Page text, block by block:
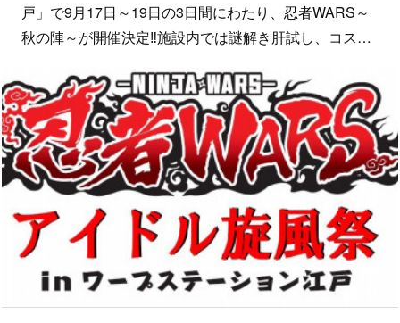
戸」で9月17日～19日の3日間にわたり、忍者WARS～
秋の陣～が開催決定‼施設内では謎解き肝試し、コス…